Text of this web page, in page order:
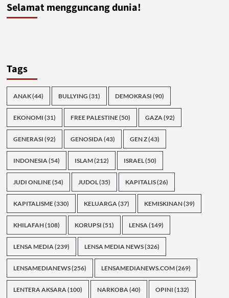
Selamat mengguncang dunia!
Tags
ANAK(44) BULLYING (31) DEMOKRASI (90)
EKONOMI (31) FREE PALESTINE(50) GAZA(92)
GENERASI (92) GENOSIDA(43) GEN Z(43)
INDONESIA(54) ISLAM(212) ISRAEL(50)
JUDI ONLINE(54) JUDOL(35) KAPITALIS(26)
KAPITALISME(330) KELUARGA(37) KEMISKINAN(39)
KHILAFAH(108) KORUPSI (51) LENSA(149)
LENSA MEDIA(239) LENSA MEDIA NEWS(326)
LENSAMEDIANEWS(256) LENSAMEDIANEWS.COM(269)
LENTERA AKSARA(100) NARKOBA(40) OPINI (132)